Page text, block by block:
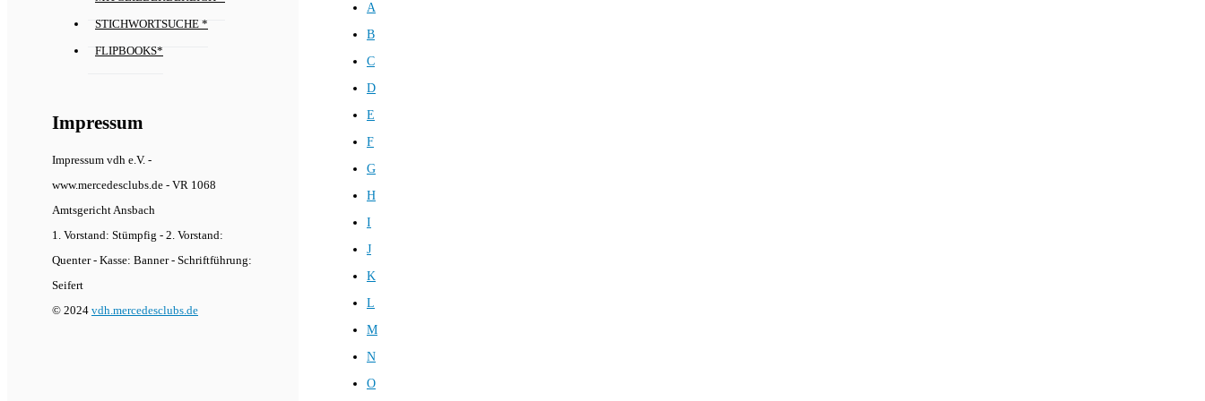
STICHWORTSUCHE *
FLIPBOOKS*
Impressum
Impressum vdh e.V. -
www.mercedesclubs.de - VR 1068
Amtsgericht Ansbach
1. Vorstand: Stümpfig - 2. Vorstand:
Quenter - Kasse: Banner - Schriftführung:
Seifert
© 2024 vdh.mercedesclubs.de
A
B
C
D
E
F
G
H
I
J
K
L
M
N
O